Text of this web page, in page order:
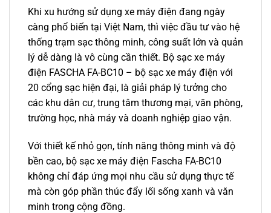
Khi xu hướng sử dụng xe máy điện đang ngày
càng phổ biến tại Việt Nam, thì việc đầu tư vào hệ
thống trạm sạc thông minh, công suất lớn và quản
lý dễ dàng là vô cùng cần thiết. Bộ sạc xe máy
điện FASCHA FA-BC10 – bộ sạc xe máy điện với
20 cổng sạc hiện đại, là giải pháp lý tưởng cho
các khu dân cư, trung tâm thương mại, văn phòng,
trường học, nhà máy và doanh nghiệp giao vận.
Với thiết kế nhỏ gọn, tính năng thông minh và độ
bền cao, bộ sạc xe máy điện Fascha FA-BC10
không chỉ đáp ứng mọi nhu cầu sử dụng thực tế
mà còn góp phần thúc đẩy lối sống xanh và văn
minh trong cộng đồng.